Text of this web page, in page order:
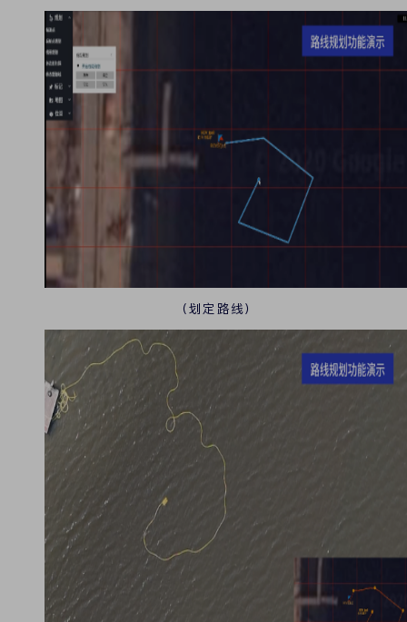
（划定路线）